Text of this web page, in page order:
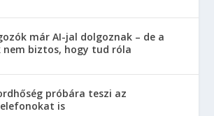
már AI-jal dolgoznak – de a
nem biztos, hogy tud róla
próbára teszi az
is